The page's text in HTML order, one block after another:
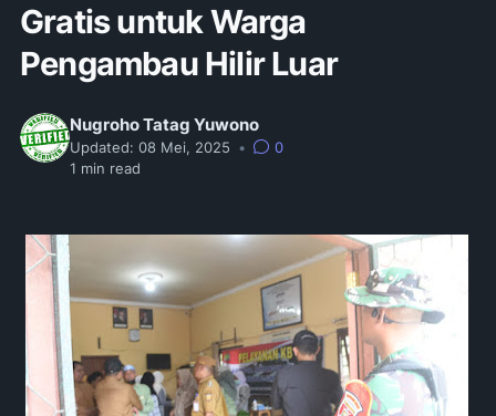
Gratis untuk Warga
Pengambau Hilir Luar
Nugroho Tatag Yuwono
Updated: 08 Mei, 2025 •
0
1 min read